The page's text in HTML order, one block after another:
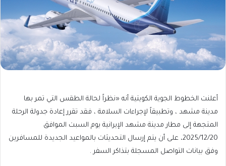
أعلنت الخطوط الجوية الكويتية أنه «نظراً لحالة الطقس التي تمر بها
مدينة مشهد ، وتطبيقاً لإجراءات السلامة ، فقد تقرر إعادة جدولة الرحلة
المتجهة إلى مطار مدينة مشهد الإيرانية يوم السبت الموافق
2025/12/20، على أن يتم إرسال التحديثات بالمواعيد الجديدة للمسافرين
وفق بيانات التواصل المسجلة بتذاكر السفر .